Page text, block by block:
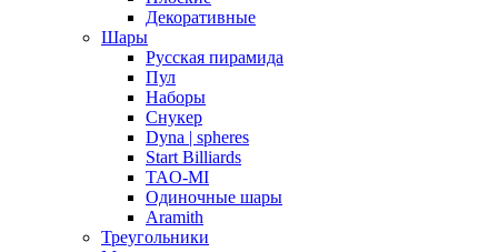
Декоративные
Шары
Русская пирамида
Пул
Наборы
Снукер
Dyna | spheres
Start Billiards
TAO-MI
Одиночные шары
Aramith
Треугольники